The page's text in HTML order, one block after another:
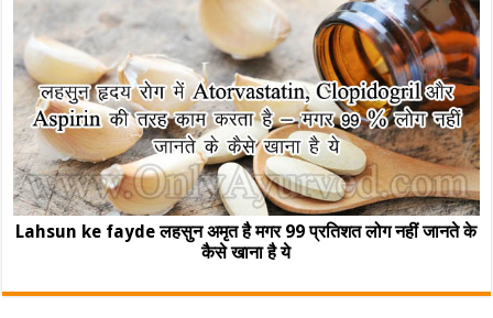
Lahsun ke fayde लहसुन अमृत है मगर 99 प्रतिशत लोग नहीं जानते के
कैसे खाना है ये